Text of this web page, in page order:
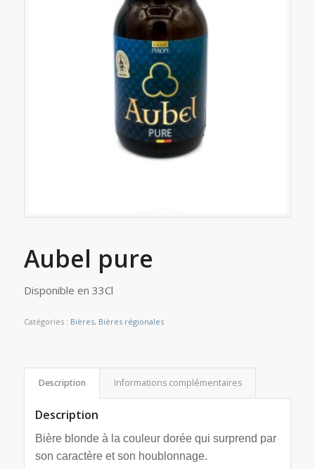
Aubel pure
Disponible en 33Cl
Catégories : Bières, Bières régionales
Description Informations complémentaires
Description
Bière blonde à la couleur dorée qui surprend par
son caractère et son houblonnage.